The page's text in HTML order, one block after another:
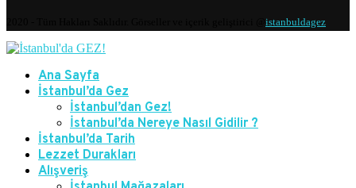
istanbuldagez
Ana Sayfa
İstanbul’da Gez
İstanbul’dan Gez!
İstanbul’da Nereye Nasıl Gidilir ?
İstanbul’da Tarih
Lezzet Durakları
Alışveriş